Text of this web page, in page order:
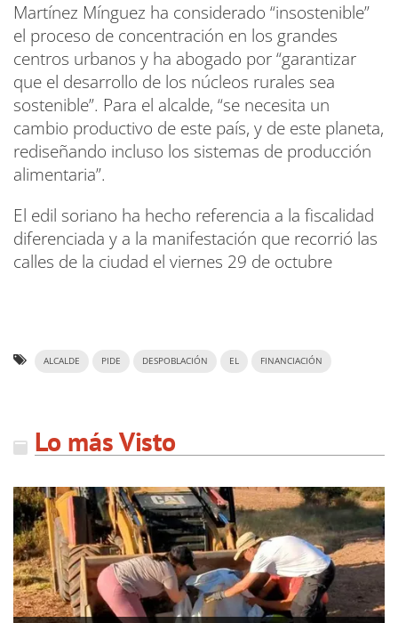
Martínez Mínguez ha considerado “insostenible”
el proceso de concentración en los grandes
centros urbanos y ha abogado por “garantizar
que el desarrollo de los núcleos rurales sea
sostenible”. Para el alcalde, “se necesita un
cambio productivo de este país, y de este planeta,
rediseñando incluso los sistemas de producción
alimentaria”.
El edil soriano ha hecho referencia a la fiscalidad
diferenciada y a la manifestación que recorrió las
calles de la ciudad el viernes 29 de octubre
ALCALDE PIDE DESPOBLACIÓN EL FINANCIACIÓN
Lo más Visto